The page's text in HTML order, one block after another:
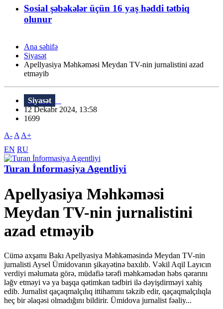
Sosial şəbəkələr üçün 16 yaş həddi tətbiq
olunur
Ana səhifə
Siyasət
Apellyasiya Məhkəməsi Meydan TV-nin jurnalistini azad
etməyib
Siyasət
12 Dekabr 2024, 13:58
1699
A- A A+
EN RU
Turan İnformasiya Agentliyi
Apellyasiya Məhkəməsi
Meydan TV-nin jurnalistini
azad etməyib
Cümə axşamı Bakı Apellyasiya Məhkəməsində Meydan TV-nin
jurnalisti Aysel Ümidovanın şikayətinə baxılıb. Vəkil Aqil Layıcın
verdiyi məlumata görə, müdafiə tərəfi məhkəmədən həbs qərarını
ləğv etməyi və ya başqa qətimkan tədbiri ilə dəyişdirməyi xahiş
edib. Jurnalist qaçaqmalçılıq ittihamını təkzib edir, qaçaqmalçılıqla
heç bir əlaqəsi olmadığını bildirir. Ümidova jurnalist fəaliy...